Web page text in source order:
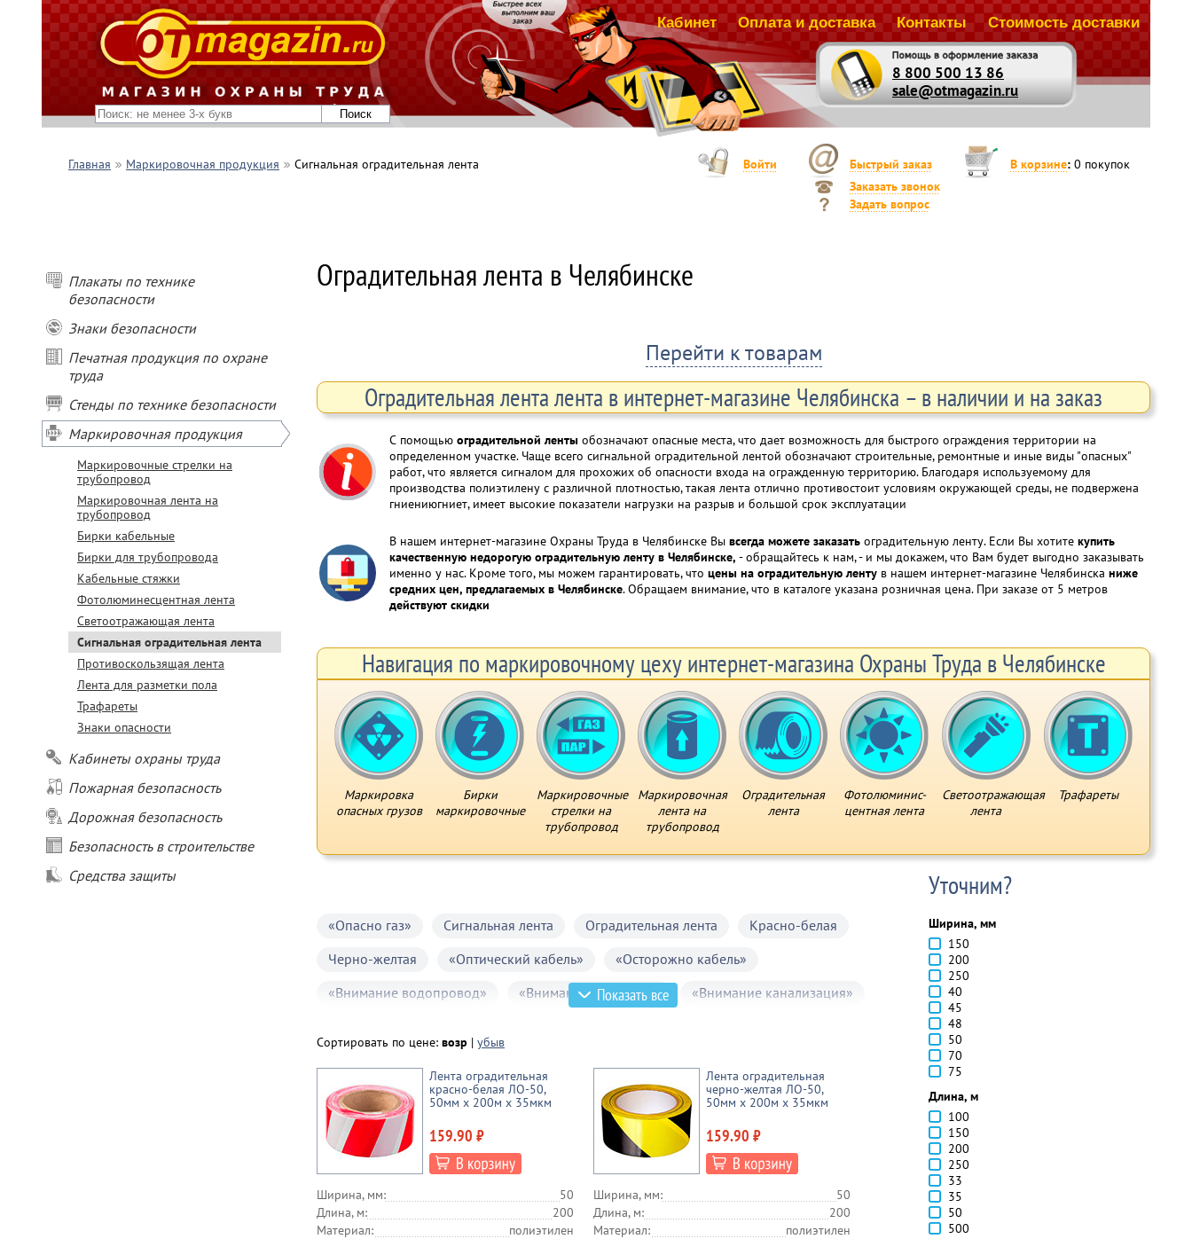
8 800 500 13 86
sale@otmagazin.ru
Кабинет Оплата и доставка Контакты Стоимость доставки
Главная Маркировочная продукция Сигнальная оградительная лента Войти Быстрый заказ В корзине: 0 покупок
Заказать звонок
Задать вопрос
Плакаты по технике
безопасности
Знаки безопасности
Печатная продукция по охране
труда
Стенды по технике безопасности
Маркировочная продукция
Маркировочные стрелки на
трубопровод
Маркировочная лента на
трубопровод
Бирки кабельные
Бирки для трубопровода
Кабельные стяжки
Фотолюминесцентная лента
Светоотражающая лента
Сигнальная оградительная лента
Противоскользящая лента
Лента для разметки пола
Трафареты
Знаки опасности
Кабинеты охраны труда
Пожарная безопасность
Дорожная безопасность
Безопасность в строительстве
Средства защиты
Оградительная лента в Челябинске
Перейти к товарам
Оградительная лента лента в интернет-магазине Челябинска – в наличии и на заказ
С помощью оградительной ленты обозначают опасные места, что дает возможность для быстрого ограждения территории на
определенном участке. Чаще всего сигнальной оградительной лентой обозначают строительные, ремонтные и иные виды "опасных"
работ, что является сигналом для прохожих об опасности входа на огражденную территорию. Благодаря используемому для
производства полиэтилену с различной плотностью, такая лента отлично противостоит условиям окружающей среды, не подвержена
гниениюгниет, имеет высокие показатели нагрузки на разрыв и большой срок эксплуатации
В нашем интернет-магазине Охраны Труда в Челябинске Вы всегда можете заказать оградительную ленту. Если Вы хотите купить
качественную недорогую оградительную ленту в Челябинске, - обращайтесь к нам, - и мы докажем, что Вам будет выгодно заказывать
именно у нас. Кроме того, мы можем гарантировать, что цены на оградительную ленту в нашем интернет-магазине Челябинска ниже
средних цен, предлагаемых в Челябинске. Обращаем внимание, что в каталоге указана розничная цена. При заказе от 5 метров
действуют скидки
Навигация по маркировочному цеху интернет-магазина Охраны Труда в Челябинске
Маркировка
опасных грузов
Бирки
маркировочные
Маркировочные
стрелки на
трубопровод
Маркировочная
лента на
трубопровод
Оградительная
лента
Фотолюминиc-
центная лента
Светоотражающая
лента
Трафареты
Уточним?
Ширина, мм
150
200
250
40
45
48
50
70
75
Длина, м
100
150
200
250
33
35
50
500
«Опасно газ» Сигнальная лента Оградительная лента
Красно-белая
Черно-желтая
«Оптический кабель»
«Осторожно кабель»
«Внимание водопровод»
«Внимание теплосеть» «Внимание канализация»
Показать все
Сортировать по цене: возр | убыв
Лента оградительная
красно-белая ЛО-50,
50мм x 200м х 35мкм
159.90 ₽
Ширина, мм:
50
Длина, м:
200
Материал:
полиэтилен
Лента оградительная
черно-желтая ЛО-50,
50мм x 200м х 35мкм
159.90 ₽
Ширина, мм:
50
Длина, м:
200
Материал:
полиэтилен